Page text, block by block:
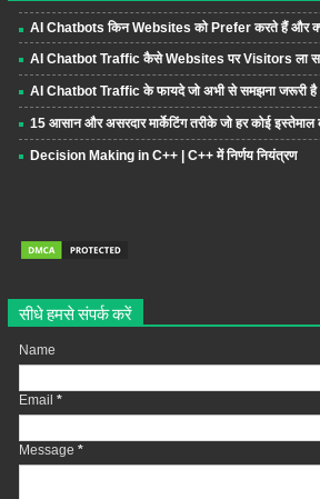
AI Chatbots किन Websites को Prefer करते हैं और
AI Chatbot Traffic कैसे Websites पर Visitors ला
AI Chatbot Traffic के फायदे जो अभी से समझना जरूरी है
15 आसान और असरदार मार्केटिंग तरीके जो हर कोई
Decision Making in C++ | C++ में निर्णय नियंत्रण
सीधे हमसे संपर्क करें
Name
Email *
Message *